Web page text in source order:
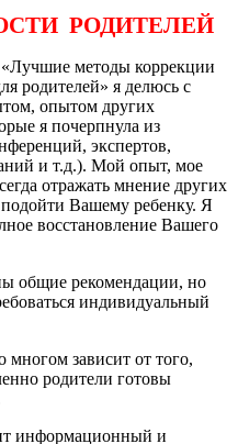
РОДИТЕЛЕЙ
методы коррекции
родителей» я делюсь с
опытом других
я почерпнула из
экспертов,
и т.д.). Мой опыт, мое
отражать мнение других
Вашему ребенку. Я
восстановление Вашего
общие рекомендации, но
индивидуальный
зависит от того,
родители готовы
информационный и